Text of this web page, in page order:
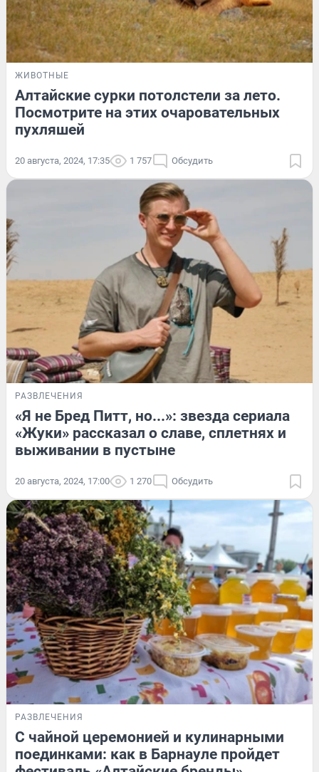
ЖИВОТНЫЕ
Алтайские сурки потолстели за лето.
Посмотрите на этих очаровательных
пухляшей
20 августа, 2024, 17:35 1 757 Обсудить
РАЗВЛЕЧЕНИЯ
«Я не Бред Питт, но...»: звезда сериала
«Жуки» рассказал о славе, сплетнях и
выживании в пустыне
20 августа, 2024, 17:00 1 270 Обсудить
РАЗВЛЕЧЕНИЯ
С чайной церемонией и кулинарными
поединками: как в Барнауле пройдет